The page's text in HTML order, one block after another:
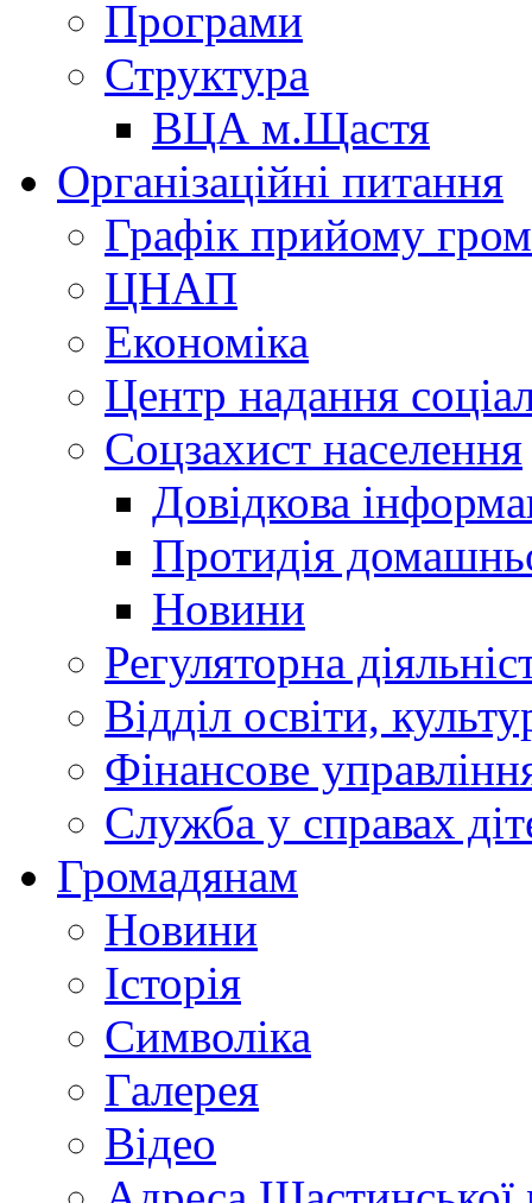
Програми
Структура
ВЦА м.Щастя
Організаційні питання
Графік прийому
ЦНАП
Економіка
Центр надання
Соцзахист населення
Довідкова
Протидія
Новини
Регуляторна
Відділ освіти,
Фінансове
Служба у справах
Громадянам
Новини
Історія
Символіка
Галерея
Відео